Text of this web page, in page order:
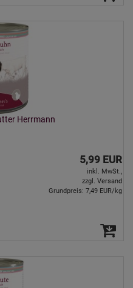
Herrmann
5,99 EUR
inkl. MwSt.,
zzgl. Versand
Grundpreis: 7,49 EUR/kg